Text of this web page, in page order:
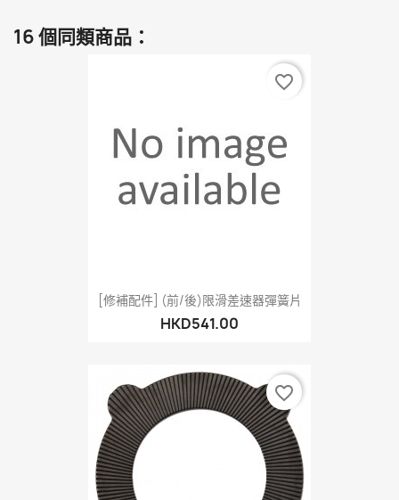
16 個同類商品：
[修補配件] (前/後)限滑差速器彈簧片
HKD541.00
favorite_border
favorite_border